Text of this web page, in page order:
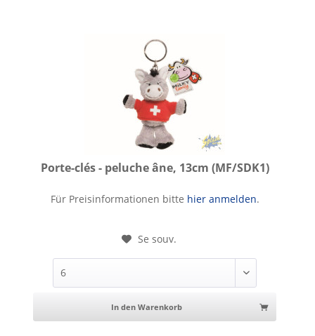
Porte-clés - peluche âne, 13cm (MF/SDK1)
Porte-clés - peluche âne, 13cm
Für Preisinformationen bitte hier anmelden.
Se souv.
In den Warenkorb